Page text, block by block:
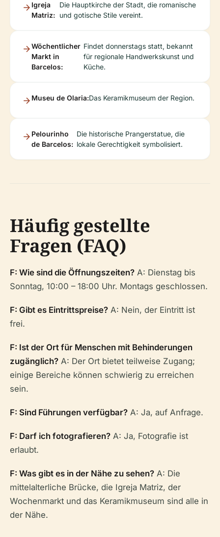
Igreja
Matriz:
Die Hauptkirche der Stadt, die romanische
und gotische Stile vereint.
Wöchentlicher
Markt in
Barcelos:
Findet donnerstags statt, bekannt
für regionale Handwerkskunst und
Küche.
Museu de Olaria:Das Keramikmuseum der Region.
Pelourinho
de Barcelos:
Die historische Prangerstatue, die
lokale Gerechtigkeit symbolisiert.
Häufig gestellte
Fragen (FAQ)
F: Wie sind die Öffnungszeiten? A: Dienstag bis
Sonntag, 10:00 – 18:00 Uhr. Montags geschlossen.
F: Gibt es Eintrittspreise? A: Nein, der Eintritt ist
frei.
F: Ist der Ort für Menschen mit Behinderungen
zugänglich? A: Der Ort bietet teilweise Zugang;
einige Bereiche können schwierig zu erreichen
sein.
F: Sind Führungen verfügbar? A: Ja, auf Anfrage.
F: Darf ich fotografieren? A: Ja, Fotografie ist
erlaubt.
F: Was gibt es in der Nähe zu sehen? A: Die
mittelalterliche Brücke, die Igreja Matriz, der
Wochenmarkt und das Keramikmuseum sind alle in
der Nähe.